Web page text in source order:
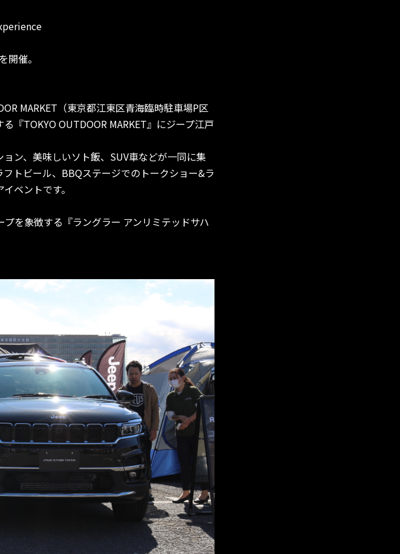
開催。
MARKET（東京都江東区青海臨時駐車場P区
『TOKYO OUTDOOR MARKET』にジープ江戸
ン、美味しいソト飯、SUV車などが一同に集
トビール、BBQステージでのトークショー&ラ
ベントです。
を象徴する『ラングラー アンリミテッドサハ